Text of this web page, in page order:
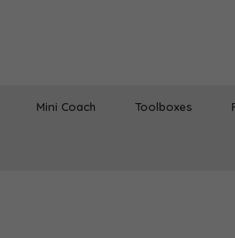
Mini Coach Toolboxes